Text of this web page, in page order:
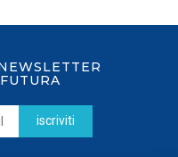
iscriviti